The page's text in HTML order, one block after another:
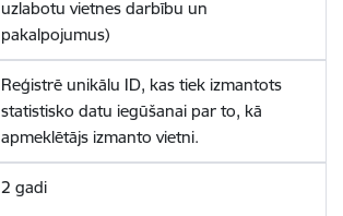
uzlabotu vietnes darbību un
pakalpojumus)
Reģistrē unikālu ID, kas tiek izmantots
statistisko datu iegūšanai par to, kā
apmeklētājs izmanto vietni.
2 gadi